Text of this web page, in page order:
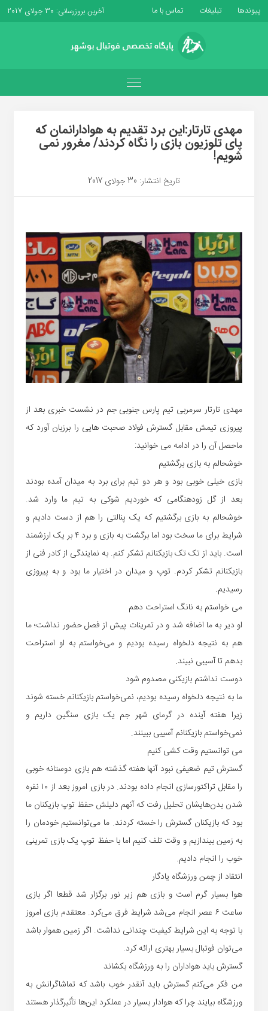
پیوندها تبلیغات تماس با ما آخرین بروزرسانی: 30 جولای 2017
مهدی تارتار:این برد تقدیم به هوادارانمان که
پای تلوزیون بازی را نگاه کردند/ مغرور نمی
شویم!
تاریخ انتشار: 30 جولای 2017
مهدی تارتار سرمربی تیم پارس جنوبی جم در نشست خبری بعد از
پیروزی تیمش مقابل گسترش فولاد صحبت هایی را برزبان آورد که
ماحصل آن را در ادامه می خوانید:
خوشحالم به بازی برگشتیم
بازی خیلی خوبی بود و هر دو تیم برای برد به میدان آمده بودند
بعد از گل زودهنگامی که خوردیم شوکی به تیم ما وارد شد.
خوشحالم به بازی برگشتیم که یک پنالتی را هم از دست دادیم و
شرایط برای ما سخت بود اما برگشت به بازی و برد ۴ بر یک ارزشمند
است. باید از تک تک بازیکنانم تشکر کنم. به نمایندگی از کادر فنی از
بازیکنانم تشکر کردم. توپ و میدان در اختیار ما بود و به پیروزی
رسیدیم.
می خواستم به نانگ استراحت دهم
او دیر به ما اضافه شد و در تمرینات پیش از فصل حضور نداشت؛ ما
هم به نتیجه دلخواه رسیده بودیم و می‌خواستم به او استراحت
بدهم تا آسیبی نبیند.
دوست نداشتم بازیکنی مصدوم شود
ما به نتیجه دلخواه رسیده بودیم، نمی‌خواستم بازیکنانم خسته شوند
زیرا هفته آینده در گرمای شهر جم یک بازی سنگین داریم و
نمی‌خواستم بازیکنانم آسیبی ببینند.
می توانستیم وقت کشی کنیم
گسترش تیم ضعیفی نبود آنها هفته گذشته هم بازی دوستانه خوبی
را مقابل تراکتورسازی انجام داده بودند. در بازی امروز بعد از ۱۰ نفره
شدن بد‌ن‌هایشان تحلیل رفت که آنهم دلیلش حفظ توپ بازیکنان ما
بود که بازیکنان گسترش را خسته کردند. ما می‌توانستیم خودمان را
به زمین بیندازیم و وقت تلف کنیم اما با حفظ توپ یک بازی تمرینی
خوب را انجام دادیم.
انتقاد از چمن ورزشگاه یادگار
هوا بسیار گرم است و بازی هم زیر نور برگزار شد قطعا اگر بازی
ساعت ۶ عصر انجام می‌شد شرایط فرق می‌کرد. معتقدم بازی امروز
با توجه به این شرایط کیفیت چندانی نداشت. اگر زمین هموار باشد
می‌توان فوتبال بسیار بهتری ارائه کرد.
گسترش باید هواداران را به ورزشگاه بکشاند
من فکر می‌کنم گسترش باید آنقدر خوب باشد که تماشاگرانش به
ورزشگاه بیایند چرا که هوادار بسیار در عملکرد این‌ها تأثیرگذار هستند